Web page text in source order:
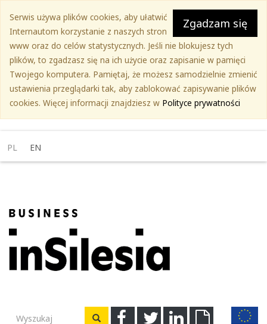
treści
głównej
Zgadzam się
Serwis używa plików cookies, aby ułatwić
Internautom korzystanie z naszych stron
www oraz do celów statystycznych. Jeśli nie blokujesz tych
plików, to zgadzasz się na ich użycie oraz zapisanie w pamięci
Twojego komputera. Pamiętaj, że możesz samodzielnie zmienić
ustawienia przeglądarki tak, aby zablokować zapisywanie plików
cookies. Więcej informacji znajdziesz w Polityce prywatności
PL EN
FacebookTwitterLinkedinDownload
Wyszukiwarka Wyszukaj